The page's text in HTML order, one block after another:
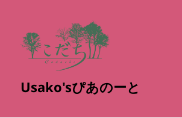
Usako'sぴあのーと